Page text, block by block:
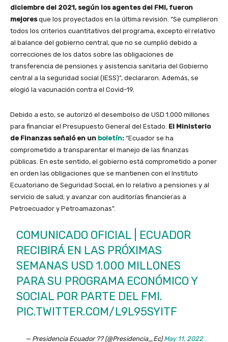
diciembre del 2021, según los agentes del FMI, fueron
mejoresque los proyectados en la última revisión. “Se cumplieron
todos los criterios cuantitativos del programa, excepto el relativo
al balance del gobierno central, que no se cumplió debido a
correcciones de los datos sobre las obligaciones de
transferencia de pensiones y asistencia sanitaria del Gobierno
central a la seguridad social (IESS)”, declararon. Además, se
elogió la vacunación contra el Covid-19.
Debido a esto, se autorizó el desembolso de USD 1.000 millones
para financiar el Presupuesto General del Estado. El Ministerio
de Finanzas señaló en un boletín: “Ecuador se ha
comprometido a transparentar el manejo de las finanzas
públicas. En este sentido, el gobierno está comprometido a poner
en orden las obligaciones que se mantienen con el Instituto
Ecuatoriano de Seguridad Social, en lo relativo a pensiones y al
servicio de salud; y avanzar con auditorías financieras a
Petroecuador y Petroamazonas”.
COMUNICADO OFICIAL | ECUADOR
RECIBIRÁ EN LAS PRÓXIMAS
SEMANAS USD 1.000 MILLONES
PARA SU PROGRAMA ECONÓMICO Y
SOCIAL POR PARTE DEL FMI.
PIC.TWITTER.COM/L9L95SYITF
— Presidencia Ecuador ?? (@Presidencia_Ec)May 11, 2022